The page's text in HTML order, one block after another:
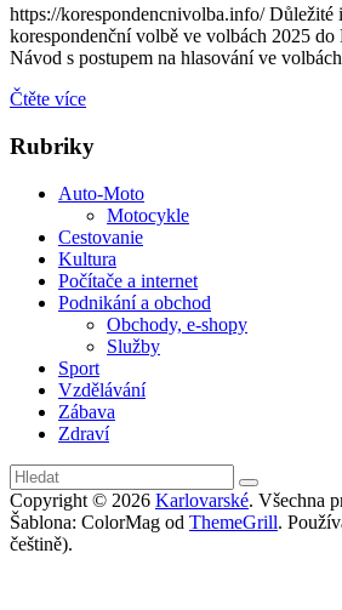
https://korespondencnivolba.info/ Důležité
korespondenční volbě ve volbách 2025 do
Návod s postupem na hlasování ve
Čtěte více
Rubriky
Auto-Moto
Motocykle
Cestovanie
Kultura
Počítače a internet
Podnikání a obchod
Obchody, e-shopy
Služby
Sport
Vzdělávání
Zábava
Zdraví
Copyright © 2026 Karlovarské. Všechna
Šablona: ColorMag od ThemeGrill.
češtině).